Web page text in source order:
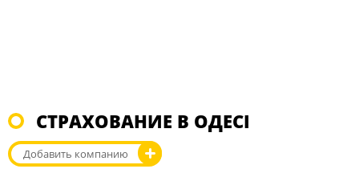
СТРАХОВАНИЕ В ОДЕСІ
Добавить компанию